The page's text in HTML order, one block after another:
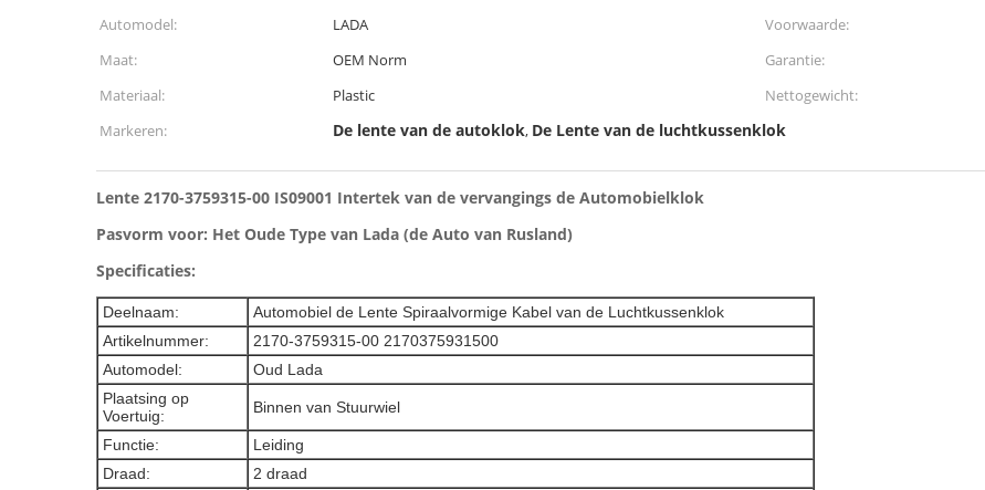
Automodel:
LADA Voorwaarde:
Maat:
OEM Norm Garantie:
Materiaal:
Plastic Nettogewicht:
Markeren:
De lente van de autoklok, De Lente van de luchtkussenklok
Lente 2170-3759315-00 IS09001 Intertek van de vervangings de Automobielklok
Pasvorm voor: Het Oude Type van Lada (de Auto van Rusland)
Specificaties:
Deelnaam:
Automobiel de Lente Spiraalvormige Kabel van de Luchtkussenklok
Artikelnummer:
2170-3759315-00 2170375931500
Automodel:
Oud Lada
Plaatsing op
Voertuig:
Binnen van Stuurwiel
Functie:
Leiding
Draad:
2 draad